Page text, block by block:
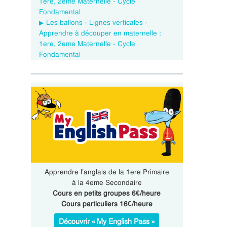
Fondamental
Les ballons - Lignes verticales -
Apprendre à découper en maternelle :
1ere, 2eme Maternelle - Cycle
Fondamental
Apprendre l’anglais de la 1ere Primaire
à la 4eme Secondaire
Cours en petits groupes 6€/heure
Cours particuliers 16€/heure
Découvrir « My English Pass »